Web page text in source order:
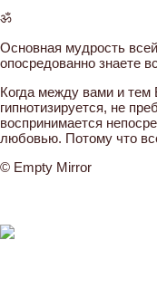
ॐ
Основная мудрость
опосредованно знаете
Когда между вами и
гипнотизируется, не
воспринимается
любовью. Потому что
© Empty Mirror